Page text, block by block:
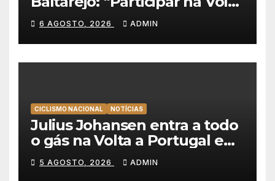
a Portugal é o sonho de
qualquer ciclista”
6 AGOSTO, 2026 ADMIN
CICLISMO NACIONAL NOTÍCIAS
Julius Johansen entra a todo
o gás na Volta a Portugal e
lidera dobradinha da UAE
Team Emirates em Lisboa
5 AGOSTO, 2026 ADMIN